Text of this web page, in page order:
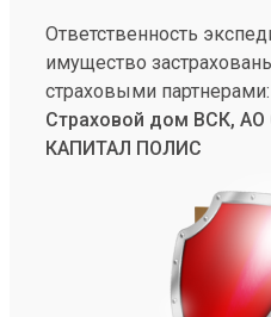
Ответственность
имущество
страховыми партнерами:
Страховой дом ВСК,
КАПИТАЛ ПОЛИС